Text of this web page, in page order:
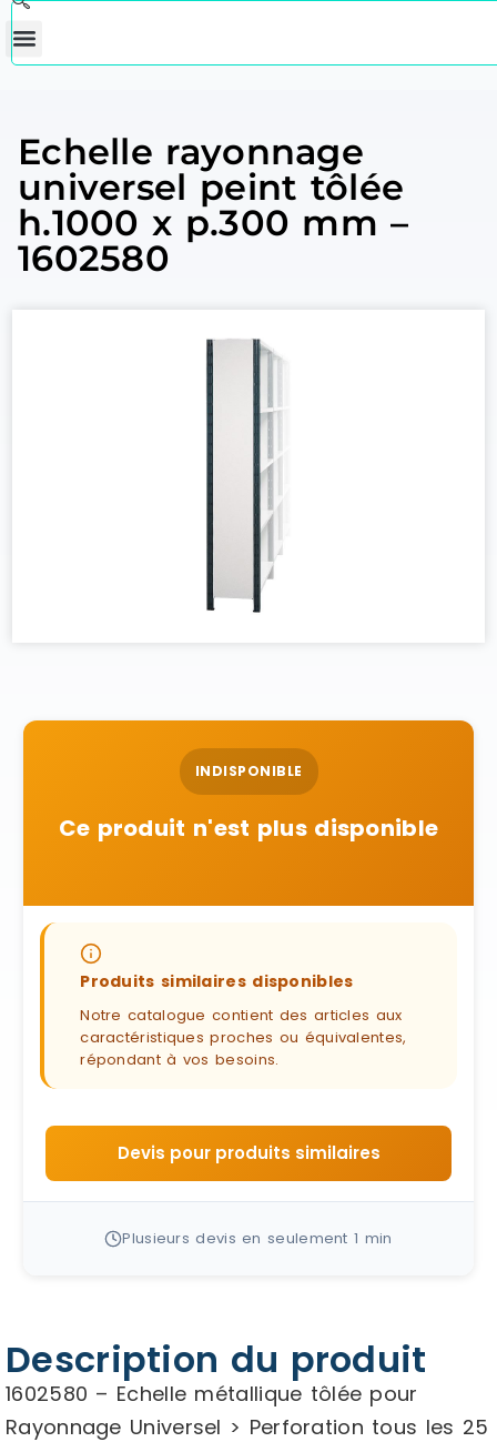
Echelle rayonnage
universel peint tôlée
h.1000 x p.300 mm –
1602580
INDISPONIBLE
Ce produit n'est plus disponible
Produits similaires disponibles
Notre catalogue contient des articles aux
caractéristiques proches ou équivalentes,
répondant à vos besoins.
Devis pour produits similaires
Plusieurs devis en seulement 1 min
Description du produit
1602580 – Echelle métallique tôlée pour
Rayonnage Universel > Perforation tous les 25